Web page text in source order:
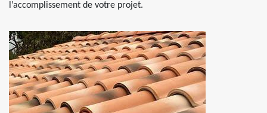
l’accomplissement de votre projet.